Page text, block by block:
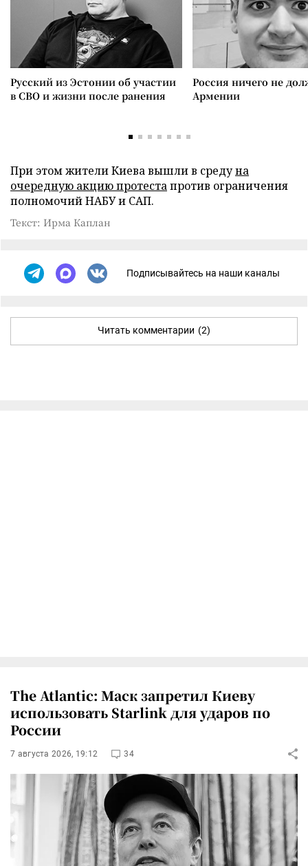
Русский из Эстонии об участии
в СВО и жизни после ранения
Россия ничего не
Армении
При этом жители Киева вышли в средуна
очередную акцию протестапротив ограничения
полномочий НАБУ и САП.
Текст: Ирма Каплан
Подписывайтесь на наши каналы
Читать комментарии (2)
The Atlantic: Маск запретил Киеву
использовать Starlink для ударов по
России
7 августа 2026, 19:12 34